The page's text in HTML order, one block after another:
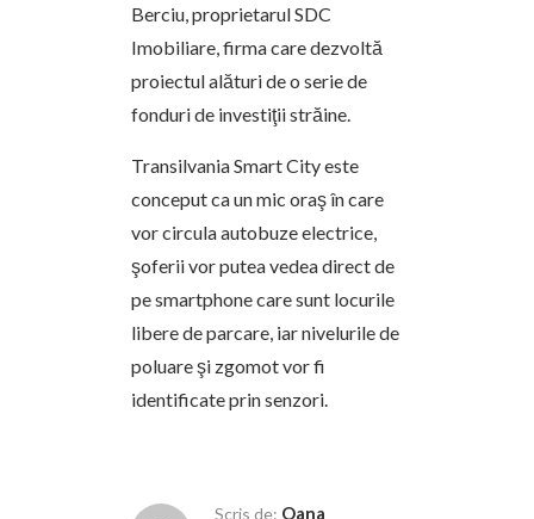
Berciu, proprietarul SDC
Imobiliare, firma care dezvoltă
proiectul alături de o serie de
fonduri de investiţii străine.
Transilvania Smart City este
conceput ca un mic oraş în care
vor circula autobuze electrice,
şoferii vor putea vedea direct de
pe smartphone care sunt locurile
libere de parcare, iar nivelurile de
poluare şi zgomot vor fi
identificate prin senzori.
Scris de: Oana